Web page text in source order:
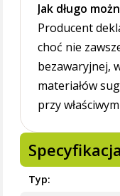
Jak długo
Producent
choć nie
bezawaryjnej,
materiałów
przy
Specyfikacja
Typ